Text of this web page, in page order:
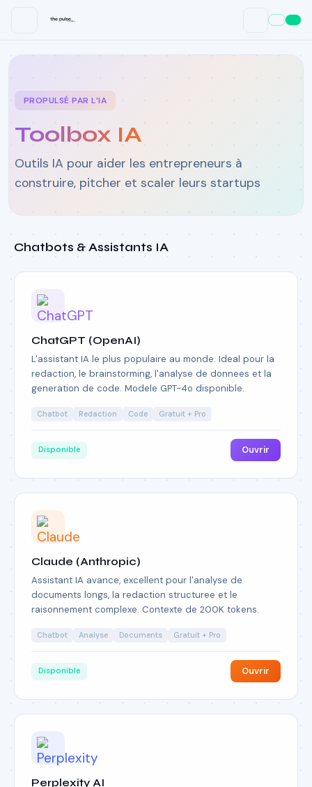
PROPULSÉ PAR L’IA
Toolbox IA
Outils IA pour aider les entrepreneurs à
construire, pitcher et scaler leurs startups
Chatbots & Assistants IA
ChatGPT (OpenAI)
L'assistant IA le plus populaire au monde. Ideal pour la
redaction, le brainstorming, l'analyse de donnees et la
generation de code. Modele GPT-4o disponible.
Chatbot Redaction Code Gratuit + Pro
Disponible Ouvrir
Claude (Anthropic)
Assistant IA avance, excellent pour l'analyse de
documents longs, la redaction structuree et le
raisonnement complexe. Contexte de 200K tokens.
Chatbot Analyse Documents Gratuit + Pro
Disponible Ouvrir
Perplexity AI